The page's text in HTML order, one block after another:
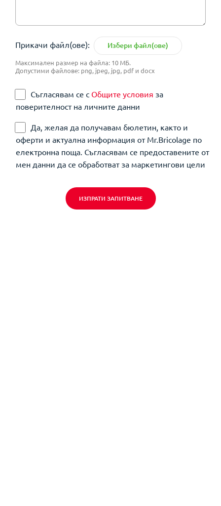
Прикачи файл(ове): Избери файл(ове)
Максимален размер на файла: 10 МБ.
Допустими файлове: png, jpeg, jpg, pdf и docx
Съгласявам се с Общите условия за
поверителност на личните данни
Да, желая да получавам бюлетин, както и
оферти и актуална информация от Mr.Bricolage по
електронна поща. Съгласявам се предоставените от
мен данни да се обработват за маркетингови цели
ИЗПРАТИ ЗАПИТВАНЕ